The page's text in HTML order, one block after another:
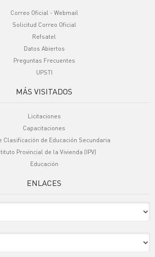
Correo Oficial - Webmail
Solicitud Correo Oficial
Refsatel
Datos Abiertos
Preguntas Frecuentes
UPSTI
MÁS VISITADOS
Licitaciones
Capacitaciones
Clasificación de Educación Secundaria
Provincial de la Vivienda (IPV)
Educación
ENLACES